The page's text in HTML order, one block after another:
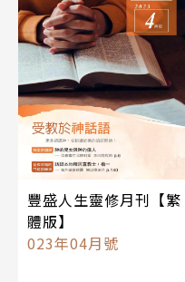
豐盛人生靈修月刊【繁
體版】
023年04月號